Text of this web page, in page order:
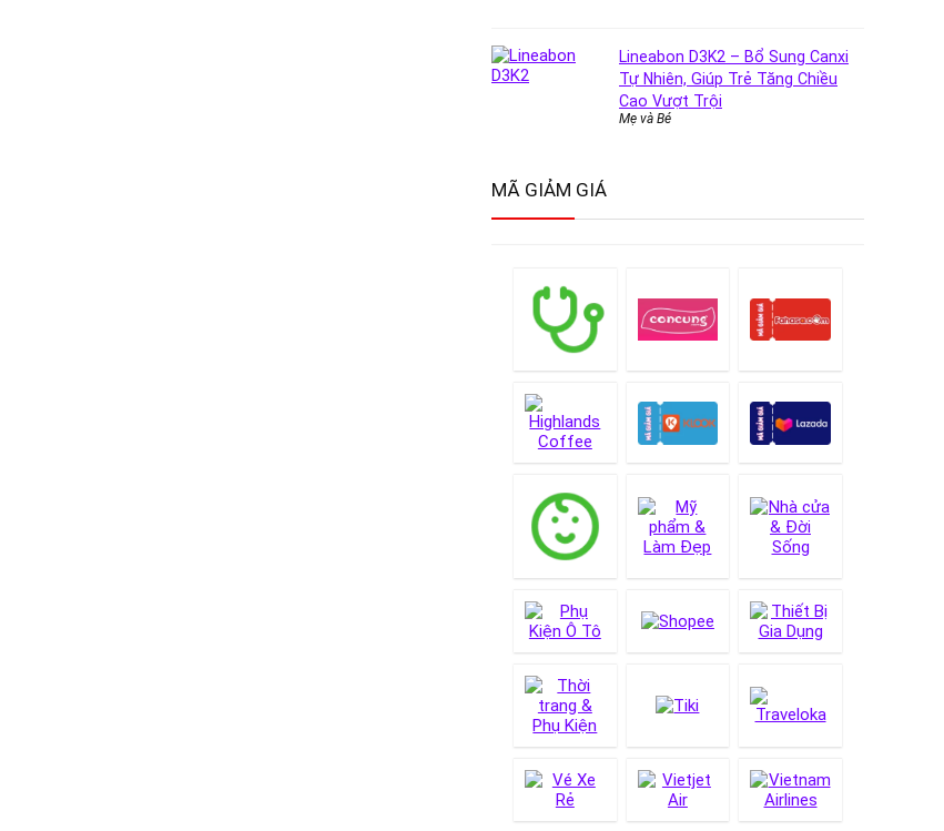
Lineabon D3K2 – Bổ Sung Canxi
Tự Nhiên, Giúp Trẻ Tăng Chiều
Cao Vượt Trội
Mẹ và Bé
MÃ GIẢM GIÁ